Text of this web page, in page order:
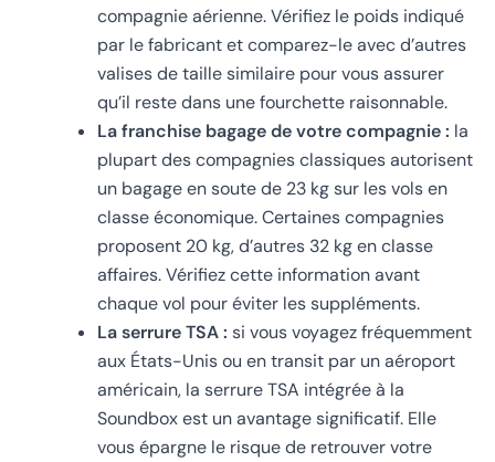
compagnie aérienne. Vérifiez le poids indiqué
par le fabricant et comparez-le avec d’autres
valises de taille similaire pour vous assurer
qu’il reste dans une fourchette raisonnable.
La franchise bagage de votre compagnie : la
plupart des compagnies classiques autorisent
un bagage en soute de 23 kg sur les vols en
classe économique. Certaines compagnies
proposent 20 kg, d’autres 32 kg en classe
affaires. Vérifiez cette information avant
chaque vol pour éviter les suppléments.
La serrure TSA : si vous voyagez fréquemment
aux États-Unis ou en transit par un aéroport
américain, la serrure TSA intégrée à la
Soundbox est un avantage significatif. Elle
vous épargne le risque de retrouver votre